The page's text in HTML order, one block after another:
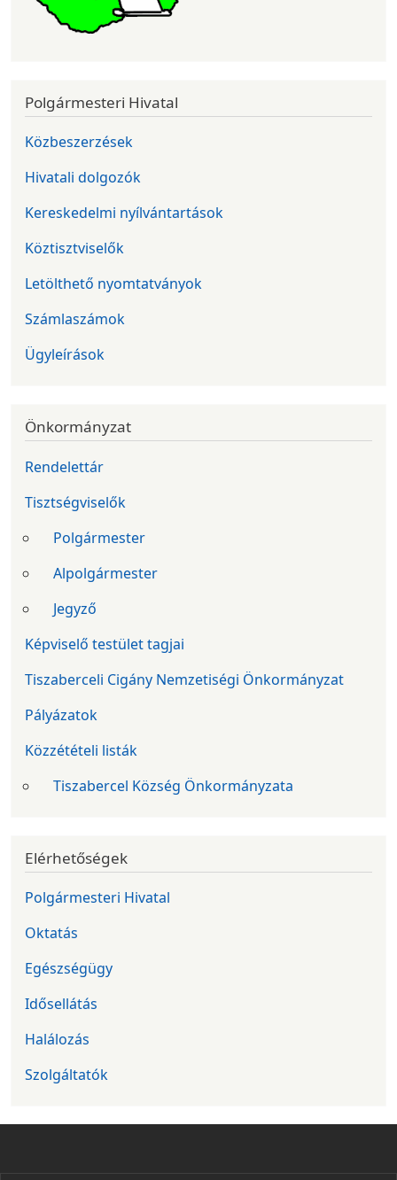
Polgármesteri Hivatal
Közbeszerzések
Hivatali dolgozók
Kereskedelmi nyílvántartások
Köztisztviselők
Letölthető nyomtatványok
Számlaszámok
Ügyleírások
Önkormányzat
Rendelettár
Tisztségviselők
Polgármester
Alpolgármester
Jegyző
Képviselő testület tagjai
Tiszaberceli Cigány Nemzetiségi Önkormányzat
Pályázatok
Közzétételi listák
Tiszabercel Község Önkormányzata
Elérhetőségek
Polgármesteri Hivatal
Oktatás
Egészségügy
Idősellátás
Halálozás
Szolgáltatók